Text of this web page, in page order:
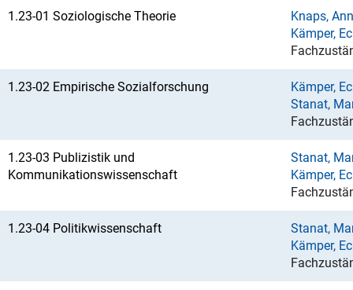
1.23-01 Soziologische Theorie
Knaps,
Kämper,
1.23-02 Empirische Sozialforschung
Kämper,
Stanat,
1.23-03 Publizistik und
Kommunikationswissenschaft
Stanat,
Kämper,
1.23-04 Politikwissenschaft
Stanat,
Kämper,